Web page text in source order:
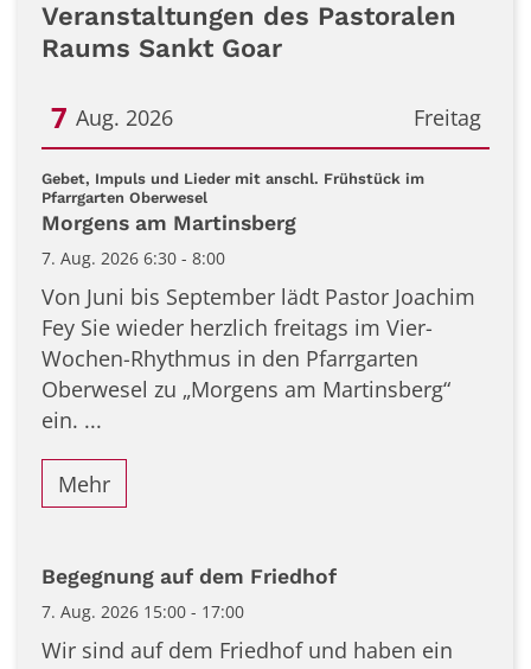
Veranstaltungen des Pastoralen
Raums Sankt Goar
Freitag
7 Aug. 2026
Datum: 7. August 2026
Gebet, Impuls und Lieder mit anschl. Frühstück im
Pfarrgarten Oberwesel:
Morgens am Martinsberg
7. Aug. 2026 6:30 - 8:00
Von Juni bis September lädt Pastor Joachim
Fey Sie wieder herzlich freitags im Vier-
Wochen-Rhythmus in den Pfarrgarten
Oberwesel zu „Morgens am Martinsberg“
ein. ...
Mehr
Begegnung auf dem Friedhof
7. Aug. 2026 15:00 - 17:00
Wir sind auf dem Friedhof und haben ein